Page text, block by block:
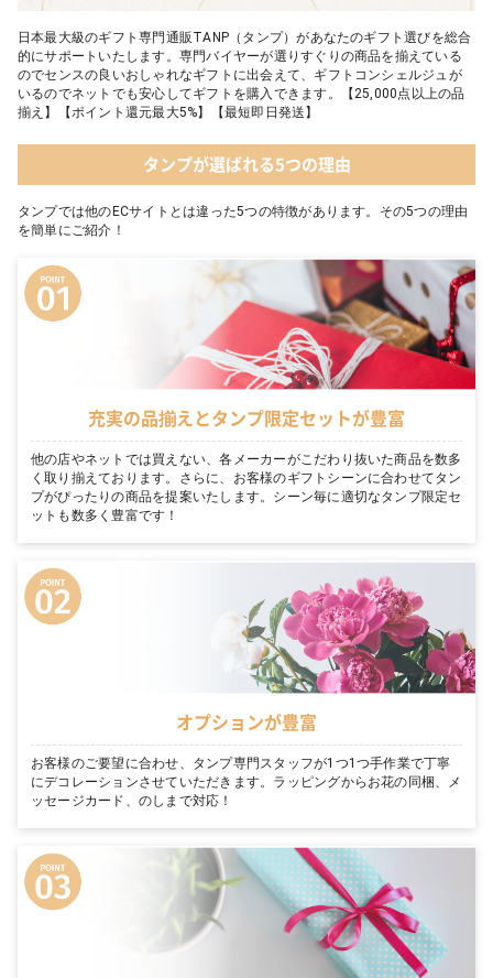
日本最大級のギフト専門通販TANP（タンプ）があなたのギフト選びを総合
的にサポートいたします。専門バイヤーが選りすぐりの商品を揃えている
のでセンスの良いおしゃれなギフトに出会えて、ギフトコンシェルジュが
いるのでネットでも安心してギフトを購入できます。【25,000点以上の品
揃え】【ポイント還元最大5%】【最短即日発送】
タンプが選ばれる5つの理由
タンプでは他のECサイトとは違った5つの特徴があります。その5つの理由
を簡単にご紹介！
充実の品揃えとタンプ限定セットが豊富
他の店やネットでは買えない、各メーカーがこだわり抜いた商品を数多
く取り揃えております。さらに、お客様のギフトシーンに合わせてタン
プがぴったりの商品を提案いたします。シーン毎に適切なタンプ限定セ
ットも数多く豊富です！
オプションが豊富
お客様のご要望に合わせ、タンプ専門スタッフが1つ1つ手作業で丁寧
にデコレーションさせていただきます。ラッピングからお花の同梱、メ
ッセージカード、のしまで対応！